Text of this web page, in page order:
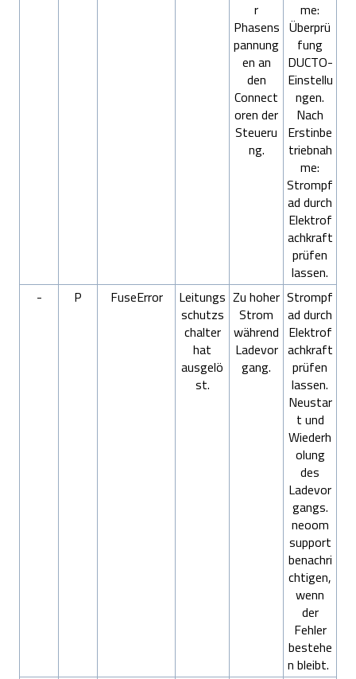
r
Phasens
pannung
en an
den
Connect
oren der
Steueru
ng.
me:
Überprü
fung
DUCTO-
Einstellu
ngen.
Nach
Erstinbe
triebnah
me:
Strompf
ad durch
Elektrof
achkraft
prüfen
lassen.
-
P FuseError
Leitungs
schutzs
chalter
hat
ausgelö
st.
Zu hoher
Strom
während
Ladevor
gang.
Strompf
ad durch
Elektrof
achkraft
prüfen
lassen.
Neustar
t und
Wiederh
olung
des
Ladevor
gangs.
neoom
support
benachri
chtigen,
wenn
der
Fehler
bestehe
n bleibt.